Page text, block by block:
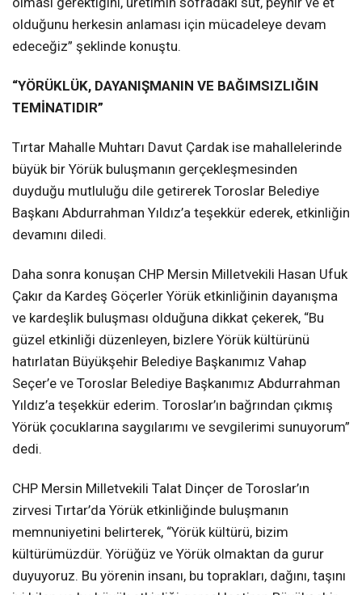
olduğunu herkesin anlaması için mücadeleye devam
edeceğiz” şeklinde konuştu.
“YÖRÜKLÜK, DAYANIŞMANIN VE BAĞIMSIZLIĞIN
TEMİNATIDIR”
Tırtar Mahalle Muhtarı Davut Çardak ise mahallelerinde
büyük bir Yörük buluşmanın gerçekleşmesinden
duyduğu mutluluğu dile getirerek Toroslar Belediye
Başkanı Abdurrahman Yıldız’a teşekkür ederek, etkinliğin
devamını diledi.
Daha sonra konuşan CHP Mersin Milletvekili Hasan Ufuk
Çakır da Kardeş Göçerler Yörük etkinliğinin dayanışma
ve kardeşlik buluşması olduğuna dikkat çekerek, “Bu
güzel etkinliği düzenleyen, bizlere Yörük kültürünü
hatırlatan Büyükşehir Belediye Başkanımız Vahap
Seçer’e ve Toroslar Belediye Başkanımız Abdurrahman
Yıldız’a teşekkür ederim. Toroslar’ın bağrından çıkmış
Yörük çocuklarına saygılarımı ve sevgilerimi sunuyorum”
dedi.
CHP Mersin Milletvekili Talat Dinçer de Toroslar’ın
zirvesi Tırtar’da Yörük etkinliğinde buluşmanın
memnuniyetini belirterek, “Yörük kültürü, bizim
kültürümüzdür. Yörüğüz ve Yörük olmaktan da gurur
duyuyoruz. Bu yörenin insanı, bu toprakları, dağını, taşını